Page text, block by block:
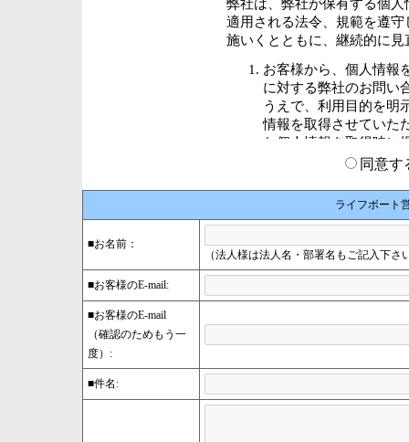
同意
ライフボート
■お名前：
（法人様は法人名・部署名もご記入下さ
■お客様のE-mail:
■お客様のE-mail
（確認のためもう一
度）:
■件名: